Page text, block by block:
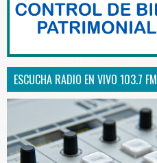
ESCUCHA RADIO EN VIVO 103.7 FM